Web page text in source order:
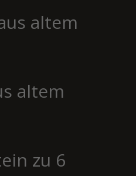
altem
altem
zu 6